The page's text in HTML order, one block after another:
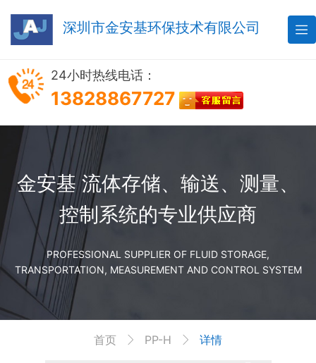
深圳市金安基环保技术有限公司 
24小时热线电话：
13828867727
金安基 流体存储、输送、测量、
控制系统的专业供应商
PROFESSIONAL SUPPLIER OF FLUID STORAGE,
TRANSPORTATION, MEASUREMENT AND CONTROL SYSTEM
首页  PP-H  详情